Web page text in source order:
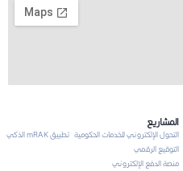
المشاريع
التحول الإلكتروني للخدمات الحكومية تطبيق mRAK الذكي
التوقيع الرقمي
منصة الدفع الإلكتروني